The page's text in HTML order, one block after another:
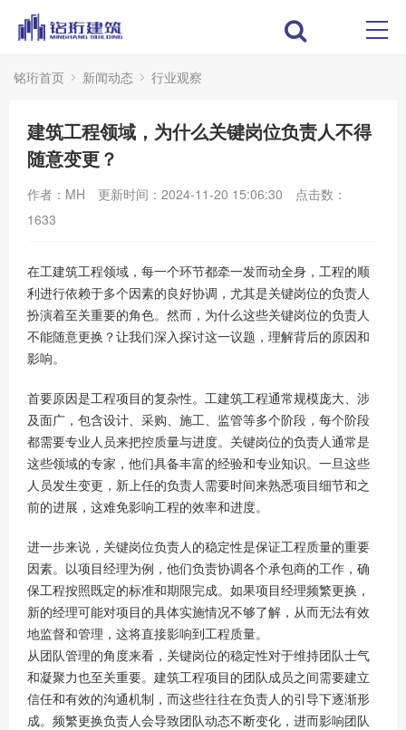
铭珩首页 新闻动态 行业观察
建筑工程领域，为什么关键岗位负责人不得
随意变更？
作者：MH 更新时间：2024-11-20 15:06:30
点击数：
1633
在工建筑工程领域，每一个环节都牵一发而动全身，工程的顺
利进行依赖于多个因素的良好协调，尤其是关键岗位的负责人
扮演着至关重要的角色。然而，为什么这些关键岗位的负责人
不能随意更换？让我们深入探讨这一议题，理解背后的原因和
影响。
首要原因是工程项目的复杂性。工建筑工程通常规模庞大、涉
及面广，包含设计、采购、施工、监管等多个阶段，每个阶段
都需要专业人员来把控质量与进度。关键岗位的负责人通常是
这些领域的专家，他们具备丰富的经验和专业知识。一旦这些
人员发生变更，新上任的负责人需要时间来熟悉项目细节和之
前的进展，这难免影响工程的效率和进度。
进一步来说，关键岗位负责人的稳定性是保证工程质量的重要
因素。以项目经理为例，他们负责协调各个承包商的工作，确
保工程按照既定的标准和期限完成。如果项目经理频繁更换，
新的经理可能对项目的具体实施情况不够了解，从而无法有效
地监督和管理，这将直接影响到工程质量。
从团队管理的角度来看，关键岗位的稳定性对于维持团队士气
和凝聚力也至关重要。建筑工程项目的团队成员之间需要建立
信任和有效的沟通机制，而这些往往在负责人的引导下逐渐形
成。频繁更换负责人会导致团队动态不断变化，进而影响团队